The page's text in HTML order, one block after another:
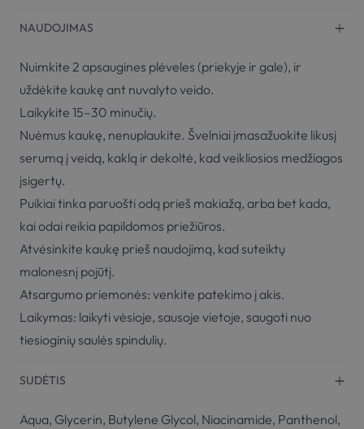
NAUDOJIMAS
Nuimkite 2 apsaugines plėveles (priekyje ir gale), ir
uždėkite kaukę ant nuvalyto veido.
Laikykite 15–30 minučių.
Nuėmus kaukę, nenuplaukite. Švelniai įmasažuokite likusį
serumą į veidą, kaklą ir dekoltė, kad veikliosios medžiagos
įsigertų.
Puikiai tinka paruošti odą prieš makiažą, arba bet kada,
kai odai reikia papildomos priežiūros.
Atvėsinkite kaukę prieš naudojimą, kad suteiktų
malonesnį pojūtį.
Atsargumo priemonės: venkite patekimo į akis.
Laikymas: laikyti vėsioje, sausoje vietoje, saugoti nuo
tiesioginių saulės spindulių.
SUDĖTIS
Aqua, Glycerin, Butylene Glycol, Niacinamide, Panthenol,